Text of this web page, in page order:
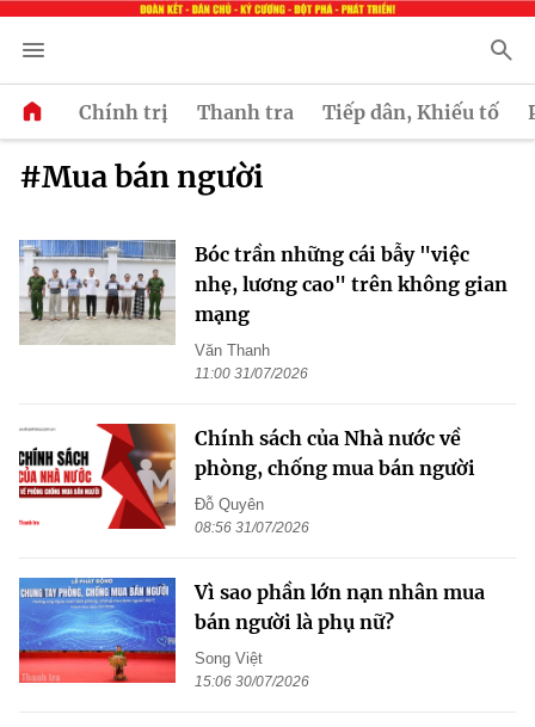
Chính trị Thanh tra Tiếp dân, Khiếu tố
#Mua bán người
Bóc trần những cái bẫy "việc
nhẹ, lương cao" trên không gian
mạng
Văn Thanh
11:00 31/07/2026
Chính sách của Nhà nước về
phòng, chống mua bán người
Đỗ Quyên
08:56 31/07/2026
Vì sao phần lớn nạn nhân mua
bán người là phụ nữ?
Song Việt
15:06 30/07/2026